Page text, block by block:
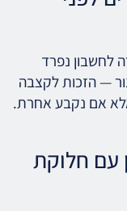
לחשבון נפרד
— הזכות לקצבה
אם נקבע אחרת.
עם חלוקת